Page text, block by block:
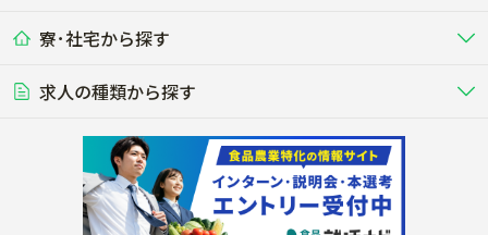
養豚
る養豚場
レースで活躍する馬の手入れや子馬
その他畜産
その他動物の畜産業（羊、ウズラな
ど）
畑・圃場で野菜・穀物を生産 ビニールハウスで多様な野菜の生産
稲作
ビニールハウスで観賞用植物の栽
植物工場
環境制御された工場で野菜の生産管
理
農業資材･肥料
農場設備・肥料・飼料の生産・流
農業用の機械・機材の開発・販
流通･商社
農産物・農産品の物流・卸し・輸出
入
その他業種
木材の植林・伐採・加工、または
漁業･養殖
魚介類の採捕・養殖、または水産加
工場
研究･開発 WEB･IT
その他職種
学歴不問
50代採用実績あり
AT免許OK
内定まで最短1週間 管理者･幹部採用
社会保険完備
食事補助あり
年間休日100日以上
経験者優遇 独立支援可能
寮･社宅から探す
単身寮あり
寮･社宅相談可
求人の種類から探す
転職おまかせ求人